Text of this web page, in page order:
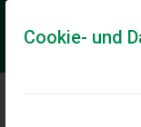
Cookie- und